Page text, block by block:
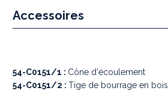
Accessoires
54-C0151/1 : Cône d'écoulement
54-C0151/2 : Tige de bourrage en bois